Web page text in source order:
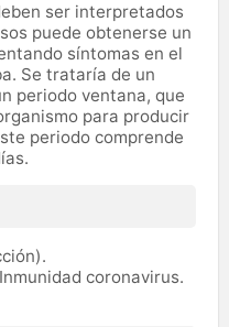
ser interpretados
puede obtenerse un
síntomas en el
Se trataría de un
periodo ventana, que
para producir
periodo comprende
coronavirus.